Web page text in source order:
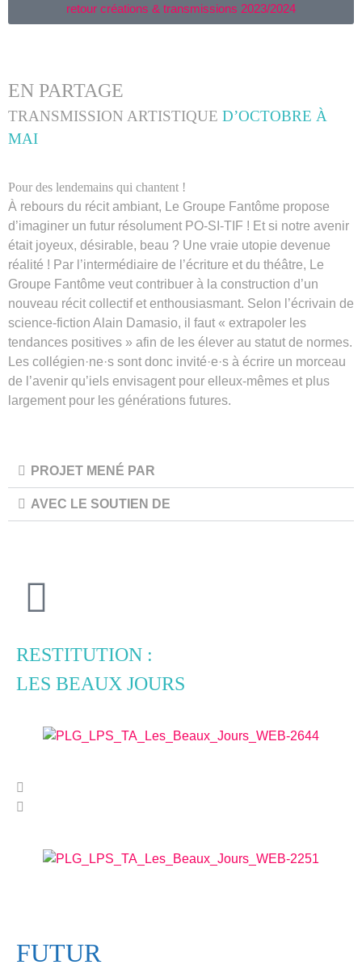
retour créations & transmissions 2023/2024
EN PARTAGE
TRANSMISSION ARTISTIQUE D’OCTOBRE À
MAI
Pour des lendemains qui chantent !
À rebours du récit ambiant, Le Groupe Fantôme propose
d’imaginer un futur résolument PO-SI-TIF ! Et si notre avenir
était joyeux, désirable, beau ? Une vraie utopie devenue
réalité ! Par l’intermédiaire de l’écriture et du théâtre, Le
Groupe Fantôme veut contribuer à la construction d’un
nouveau récit collectif et enthousiasmant. Selon l’écrivain de
science-fiction Alain Damasio, il faut « extrapoler les
tendances positives » afin de les élever au statut de normes.
Les collégien·ne·s sont donc invité·e·s à écrire un morceau
de l’avenir qu’iels envisagent pour elleux-mêmes et plus
largement pour les générations futures.
PROJET MENÉ PAR
AVEC LE SOUTIEN DE
RESTITUTION :
LES BEAUX JOURS
FUTUR